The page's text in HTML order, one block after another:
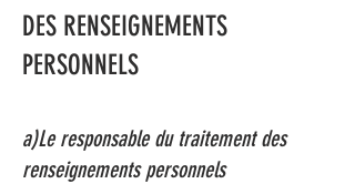
DES RENSEIGNEMENTS
PERSONNELS
a)Le responsable du traitement des
renseignements personnels